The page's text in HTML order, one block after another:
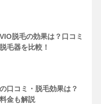
脱毛の効果は？口コミ
毛器を比較！
口コミ・脱毛効果は？
金も解説